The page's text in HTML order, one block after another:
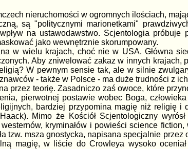
nieruchomości w ogromnych ilościach,
są "politycznymi marionetkami"
na ustawodawstwo. Scjentologia próbuje
jako wewnętrznie skorumpowany.
w wielu krajach, choć nie w USA. Główna
Aby zniwelować zakaz w innych krajach,
W pewnym sensie tak, ale w silnie
- także w Polsce - ma duże trudności z
przez teorię. Zasadniczo zaś owoce, które
pierwotnej postawie wobec Boga,
bardziej przypomina magię niż religię i
Mimo że Kościół Scjentologiczny
kryminałów i powieści science
tzw. msza gnostycka, napisana specjalnie
magię, w liście do Crowleya wysoko